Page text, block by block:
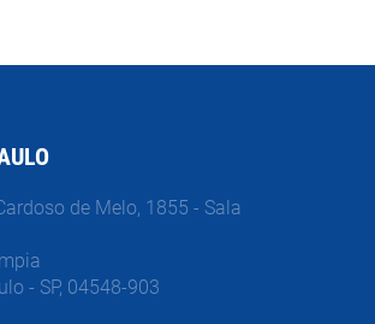
de Melo, 1855 - Sala
- SP, 04548-903